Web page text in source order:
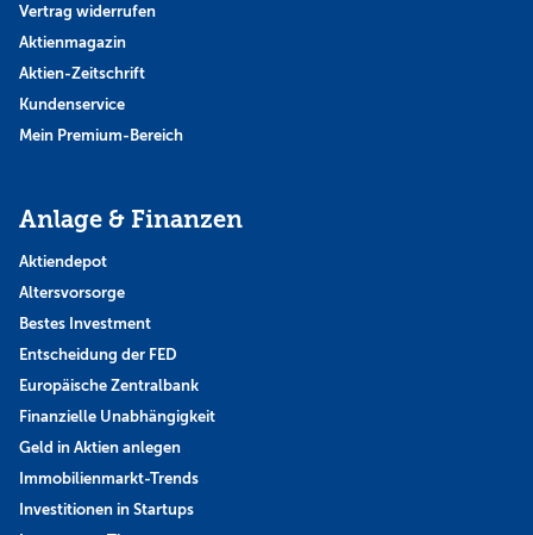
Vertrag widerrufen
Aktienmagazin
Aktien-Zeitschrift
Kundenservice
Mein Premium-Bereich
Anlage & Finanzen
Aktiendepot
Altersvorsorge
Bestes Investment
Entscheidung der FED
Europäische Zentralbank
Finanzielle Unabhängigkeit
Geld in Aktien anlegen
Immobilienmarkt-Trends
Investitionen in Startups